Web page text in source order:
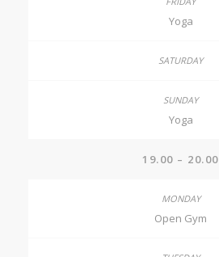
Yoga
Yoga
19.00 – 20.00
Open Gym